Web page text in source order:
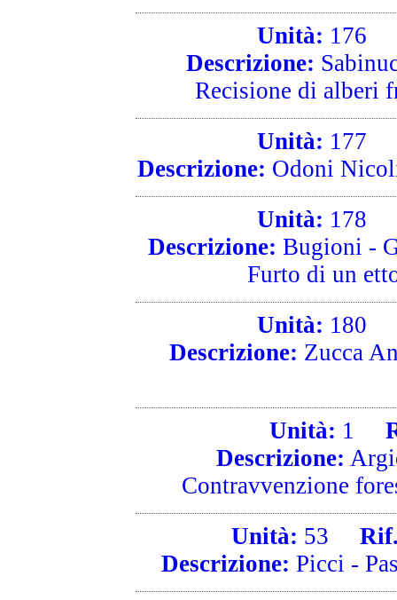
Unità: 176
Descrizione:
Recisione di alberi
Unità: 177
Descrizione: Odoni
Unità: 178
Descrizione: Bugioni -
Furto di un
Unità: 180
Descrizione: Zucca
Unità: 1
Descrizione:
Contravvenzione
Unità: 53
Rif.
Descrizione: Picci -